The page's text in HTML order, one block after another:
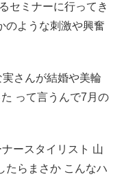
セミナーに行ってき
のような刺激や興奮
さんが結婚や美輪
って言うんで7月の
ースタイリスト 山
たらまさか こんなハ